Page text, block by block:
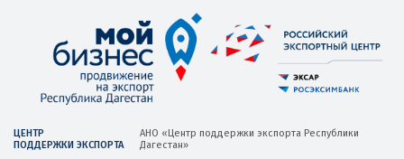
ЦЕНТР
ПОДДЕРЖКИ ЭКСПОРТА
АНО «Центр поддержки экспорта Республики
Дагестан»